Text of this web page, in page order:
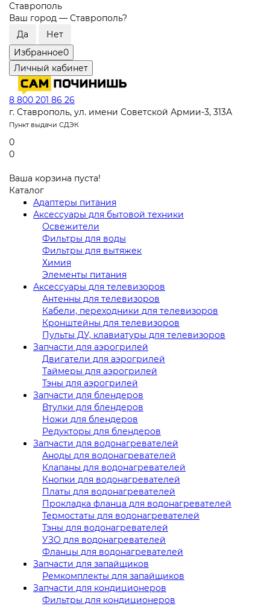
Ставрополь
Ваш город — Ставрополь?
Избранное0
Личный кабинет
8 800 201 86 26
г. Ставрополь, ул. имени Советской Армии-3, 313А
Пункт выдачи СДЭК
0
0
Ваша корзина пуста!
Каталог
Адаптеры питания
Аксессуары для бытовой техники
Освежители
Фильтры для воды
Фильтры для вытяжек
Химия
Элементы питания
Аксессуары для телевизоров
Антенны для телевизоров
Кабели, переходники для телевизоров
Кронштейны для телевизоров
Пульты ДУ, клавиатуры для телевизоров
Запчасти для аэрогрилей
Двигатели для аэрогрилей
Таймеры для аэрогрилей
Тэны для аэрогрилей
Запчасти для блендеров
Втулки для блендеров
Ножи для блендеров
Редукторы для блендеров
Запчасти для водонагревателей
Аноды для водонагревателей
Клапаны для водонагревателей
Кнопки для водонагревателей
Платы для водонагревателей
Прокладка фланца для водонагревателей
Термостаты для водонагревателей
Тэны для водонагревателей
УЗО для водонагревателей
Фланцы для водонагревателей
Запчасти для запайщиков
Ремкомплекты для запайщиков
Запчасти для кондиционеров
Фильтры для кондиционеров